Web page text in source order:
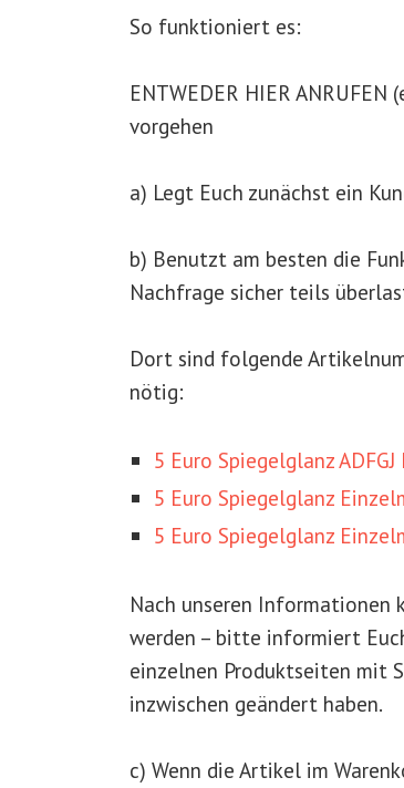
So funktioniert es:
ENTWEDER HIER
vorgehen
a) Legt Euch zunächst ein
b) Benutzt am besten die
Nachfrage sicher teils
Dort sind folgende
nötig:
5 Euro Spiegelglanz
5 Euro Spiegelglanz
5 Euro Spiegelglanz
Nach unseren Informationen
werden – bitte informiert
einzelnen Produktseiten mit
inzwischen geändert haben.
c) Wenn die Artikel im